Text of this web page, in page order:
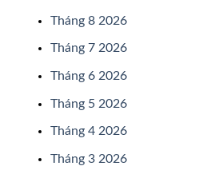
Tháng 8 2026
Tháng 7 2026
Tháng 6 2026
Tháng 5 2026
Tháng 4 2026
Tháng 3 2026